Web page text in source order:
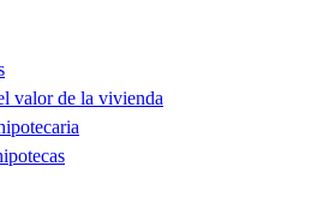
valor de la vivienda